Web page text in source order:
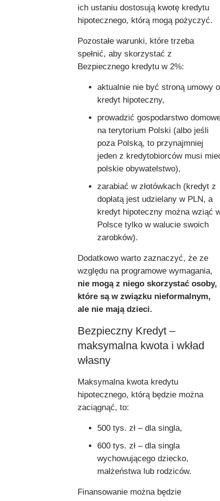
ich ustaniu dostosują kwotę kredytu
hipotecznego, którą mogą pożyczyć.
Pozostałe warunki, które trzeba
spełnić, aby skorzystać z
Bezpiecznego kredytu w 2%:
aktualnie nie być stroną umowy o
kredyt hipoteczny,
prowadzić gospodarstwo
na terytorium Polski (albo jeśli
poza Polską, to przynajmniej
jeden z kredytobiorców musi
polskie obywatelstwo),
zarabiać w złotówkach (kredyt z
dopłatą jest udzielany w PLN, a
kredyt hipoteczny można wziąć
Polsce tylko w walucie swoich
zarobków).
Dodatkowo warto zaznaczyć, że ze
względu na programowe wymagania,
nie mogą z niego skorzystać osoby,
które są w związku nieformalnym,
ale nie mają dzieci.
Bezpieczny Kredyt –
maksymalna kwota i wkład
własny
Maksymalna kwota kredytu
hipotecznego, którą będzie można
zaciągnąć, to:
500 tys. zł – dla singla,
600 tys. zł – dla singla
wychowującego dziecko,
małżeństwa lub rodziców.
Finansowanie można będzie